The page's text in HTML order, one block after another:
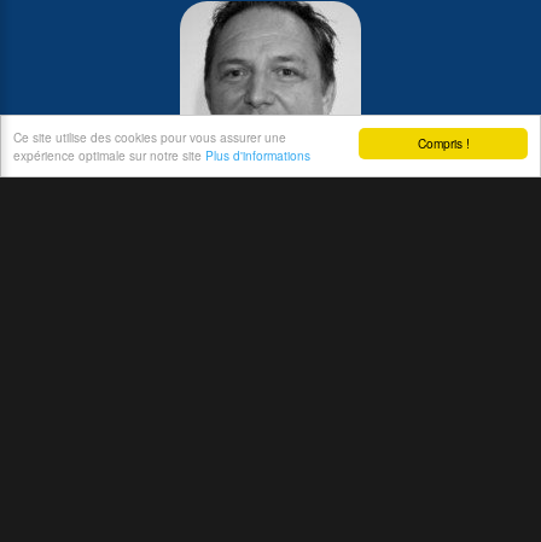
Compris !
Ce site utilise des cookies pour vous assurer une
expérience optimale sur notre site Plus d'informations